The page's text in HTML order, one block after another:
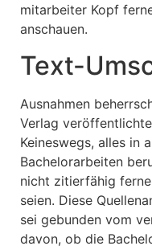
mitarbeiter Kopf
anschauen.
Text-
Ausnahmen
Verlag
Keineswegs, alles in
Bachelorarbeiten
nicht zitierfähig
seien. Diese
sei gebunden vom
davon, ob die